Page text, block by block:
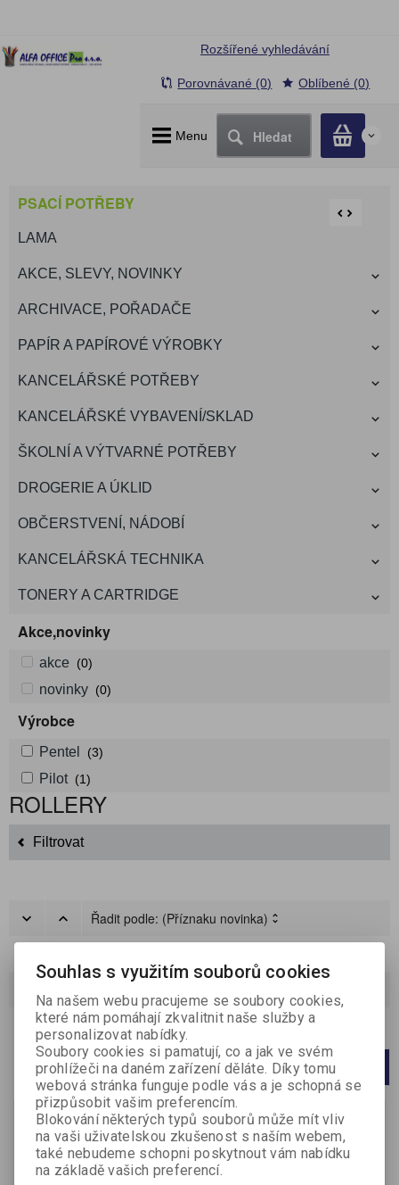
Menu Hledat 0
Rozšířené vyhledávání
Porovnávané (0) Oblíbené (0)
PSACÍ POTŘEBY
LAMA
AKCE, SLEVY, NOVINKY
ARCHIVACE, POŘADAČE
PAPÍR A PAPÍROVÉ VÝROBKY
KANCELÁŘSKÉ POTŘEBY
KANCELÁŘSKÉ VYBAVENÍ/SKLAD
ŠKOLNÍ A VÝTVARNÉ POTŘEBY
DROGERIE A ÚKLID
OBČERSTVENÍ, NÁDOBÍ
KANCELÁŘSKÁ TECHNIKA
TONERY A CARTRIDGE
Akce,novinky
akce (0)
novinky (0)
Výrobce
Pentel (3)
Pilot (1)
ROLLERY
Filtrovat
Řadit podle: (Příznaku novinka)
Počet na stránku 20 40 60
Roller Begreen B2P -
modrá
Roller Pentel EnerGel
BLE77 - modrá
Souhlas s využitím souborů cookies
Na našem webu pracujeme se soubory cookies,
které nám pomáhají zkvalitnit naše služby a
personalizovat nabídky.
Soubory cookies si pamatují, co a jak ve svém
prohlížeči na daném zařízení děláte. Díky tomu
webová stránka funguje podle vás a je schopná se
přizpůsobit vašim preferencím.
Blokování některých typů souborů může mít vliv
na vaši uživatelskou zkušenost s naším webem,
také nebudeme schopni poskytnout vám nabídku
na základě vašich preferencí.